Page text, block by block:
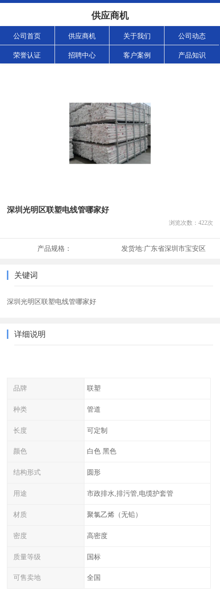
供应商机
公司首页 供应商机 关于我们 公司动态
荣誉认证 招聘中心 客户案例 产品知识
深圳光明区联塑电线管哪家好
浏览次数： 422次
产品规格： 发货地:广东省深圳市宝安区
关键词
深圳光明区联塑电线管哪家好
详细说明
品牌 联塑
种类 管道
长度 可定制
颜色 白色 黑色
结构形式 圆形
用途 市政排水,排污管,电缆护套管
材质 聚氯乙烯（无铅）
密度 高密度
质量等级 国标
可售卖地 全国